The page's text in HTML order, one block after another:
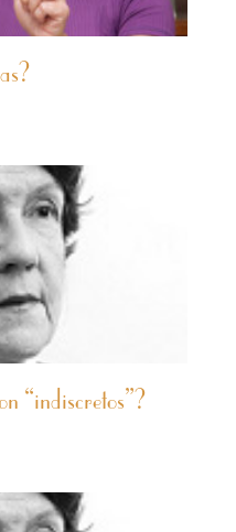
“indiscretos”?